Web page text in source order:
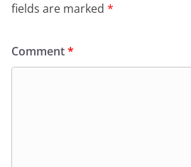
fields are marked *
Comment*